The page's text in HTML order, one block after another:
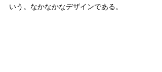
いう。なかなかなデザインである。